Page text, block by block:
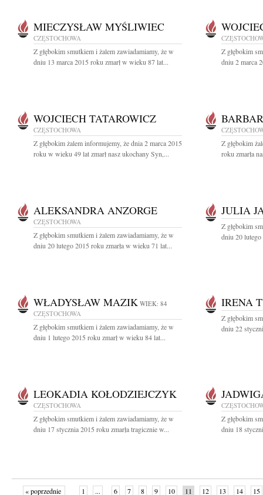
MIECZYSŁAW MYŚLIWIEC
CZĘSTOCHOWA
Z głębokim smutkiem i żalem zawiadamiamy, że w
dniu 13 marca 2015 roku zmarł w wieku 87 lat...
Z głębokim
dniu 2 marca
WOJCIECH TATAROWICZ
CZĘSTOCHOWA
Z głębokim żalem informujemy, że dnia 2 marca 2015
roku w wieku 49 lat zmarł nasz ukochany Syn,...
Z głębokim
roku zmarła
ALEKSANDRA ANZORGE
CZĘSTOCHOWA
Z głębokim smutkiem i żalem zawiadamiamy, że w
dniu 20 lutego 2015 roku zmarła w wieku 71 lat...
JULIA
Z głębokim
dniu 20
WŁADYSŁAW MAZIK WIEK: 84
CZĘSTOCHOWA
Z głębokim smutkiem i żalem zawiadamiamy, że w
dniu 1 lutego 2015 roku zmarł w wieku 84 lat...
IRENA
Z głębokim
dniu 22
LEOKADIA KOŁODZIEJCZYK
CZĘSTOCHOWA
Z głębokim smutkiem i żalem zawiadamiamy, że w
dniu 17 stycznia 2015 roku zmarła tragicznie w...
Z głębokim
dniu 18
« poprzednie 1 ... 6 7 8 9 10 11 12 13 14 15